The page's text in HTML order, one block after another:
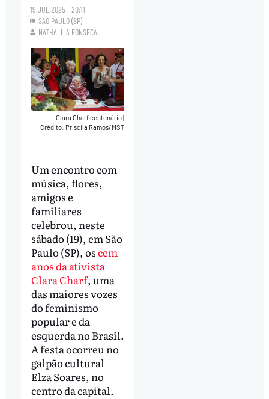
19.JUL.2025 - 20:11
SÃO PAULO (SP)
NATHALLIA FONSECA
Clara Charf centenário|
Crédito: Priscila Ramos/MST
Um encontro com
música, flores,
amigos e
familiares
celebrou, neste
sábado (19), em São
Paulo (SP), oscem
anos da ativista
Clara Charf, uma
das maiores vozes
do feminismo
popular e da
esquerda no Brasil.
A festa ocorreu no
galpão cultural
Elza Soares, no
centro da capital.